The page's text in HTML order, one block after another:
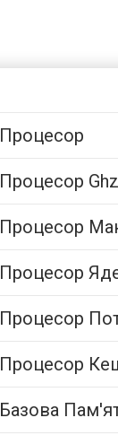
Процесор
Процесор Ghz
Процесор
Процесор
Процесор
Процесор
Базова